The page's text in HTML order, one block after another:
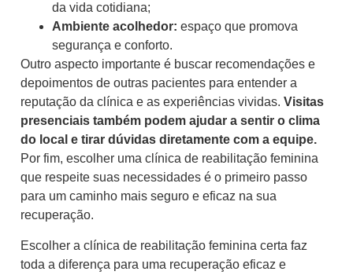
da vida cotidiana;
Ambiente acolhedor: espaço que promova
segurança e conforto.
Outro aspecto importante é buscar recomendações e
depoimentos de outras pacientes para entender a
reputação da clínica e as experiências vividas. Visitas
presenciais também podem ajudar a sentir o clima
do local e tirar dúvidas diretamente com a equipe.
Por fim, escolher uma clínica de reabilitação feminina
que respeite suas necessidades é o primeiro passo
para um caminho mais seguro e eficaz na sua
recuperação.
Escolher a clínica de reabilitação feminina certa faz
toda a diferença para uma recuperação eficaz e